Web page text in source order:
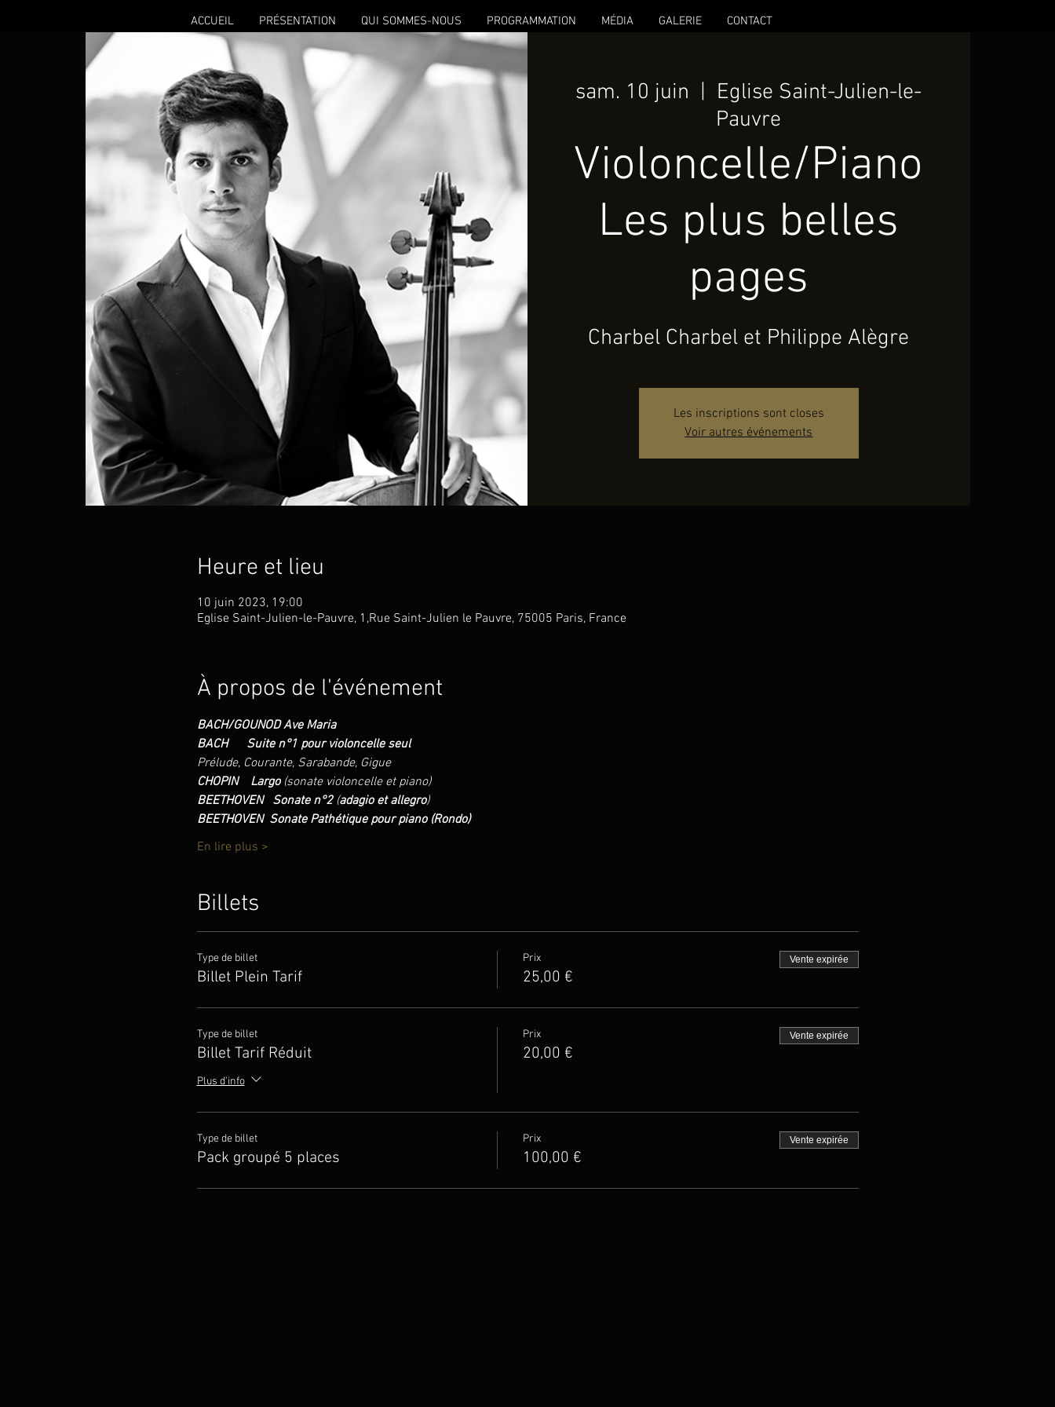
ACCUEIL PRÉSENTATION QUI SOMMES-NOUS PROGRAMMATION MÉDIA GALERIE CONTACT
sam. 10 juin
  |
Eglise Saint-Julien-le-
Pauvre
Violoncelle/Piano
Les plus belles
pages
Charbel Charbel et Philippe Alègre
Les inscriptions sont closes
Voir autres événements
Heure et lieu
10 juin 2023, 19:00
Eglise Saint-Julien-le-Pauvre, 1,Rue Saint-Julien le Pauvre, 75005 Paris, France
À propos de l'événement
BACH/GOUNOD Ave Maria
BACH
Suite n°1 pour violoncelle seul
Prélude, Courante, Sarabande, Gigue
CHOPIN    Largo (sonate violoncelle et piano)
BEETHOVEN   Sonate n°2 (adagio et allegro)
BEETHOVEN  Sonate Pathétique pour piano (Rondo)
En lire plus >
Billets
Type de billet
Billet Plein Tarif
Prix
25,00 €
Vente expirée
Type de billet
Billet Tarif Réduit
Plus d'info
Prix
20,00 €
Vente expirée
Type de billet
Pack groupé 5 places
Prix
100,00 €
Vente expirée